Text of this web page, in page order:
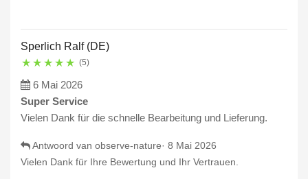
Sperlich Ralf (DE)
★ ★ ★ ★ ★ (5)
6 Mai 2026
Super Service
Vielen Dank für die schnelle Bearbeitung und Lieferung.
Antwoord van observe-nature· 8 Mai 2026
Vielen Dank für Ihre Bewertung und Ihr Vertrauen.